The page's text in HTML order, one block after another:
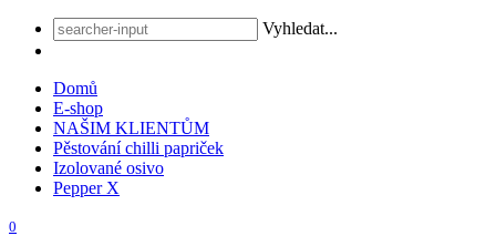
Vyhledat...
Domů
E-shop
NAŠIM KLIENTŮM
Pěstování chilli papriček
Izolované osivo
Pepper X
0